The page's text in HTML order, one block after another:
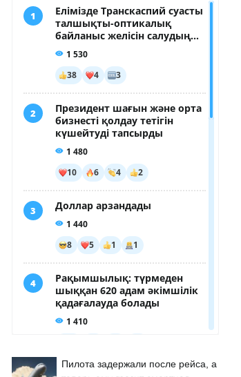
Пилота задержали после рейса, а